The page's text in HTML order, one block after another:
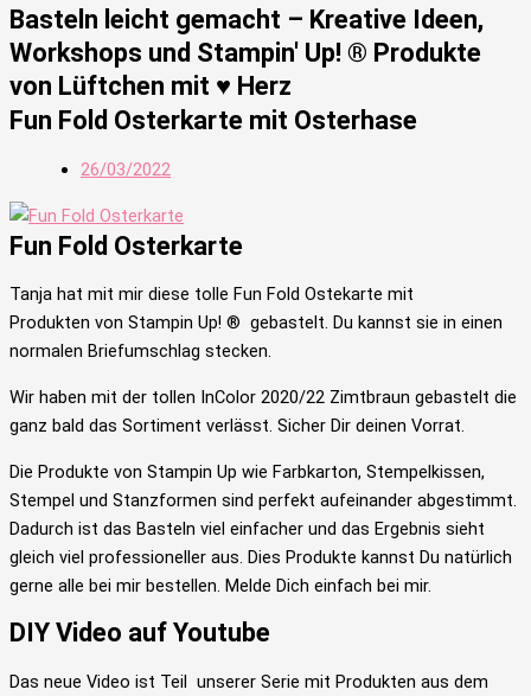
Basteln leicht gemacht – Kreative Ideen,
Workshops und Stampin' Up! ® Produkte
von Lüftchen mit ♥ Herz
Fun Fold Osterkarte mit Osterhase
26/03/2022
Fun Fold Osterkarte
Tanja hat mit mir diese tolle Fun Fold Ostekarte mit
Produkten von Stampin Up! ® gebastelt. Du kannst sie in einen
normalen Briefumschlag stecken.
Wir haben mit der tollen InColor 2020/22 Zimtbraun gebastelt die
ganz bald das Sortiment verlässt. Sicher Dir deinen Vorrat.
Die Produkte von Stampin Up wie Farbkarton, Stempelkissen,
Stempel und Stanzformen sind perfekt aufeinander abgestimmt.
Dadurch ist das Basteln viel einfacher und das Ergebnis sieht
gleich viel professioneller aus. Dies Produkte kannst Du natürlich
gerne alle bei mir bestellen. Melde Dich einfach bei mir.
DIY Video auf Youtube
Das neue Video ist Teil unserer Serie mit Produkten aus dem